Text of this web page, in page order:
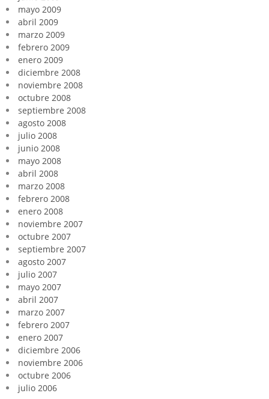
mayo 2009
abril 2009
marzo 2009
febrero 2009
enero 2009
diciembre 2008
noviembre 2008
octubre 2008
septiembre 2008
agosto 2008
julio 2008
junio 2008
mayo 2008
abril 2008
marzo 2008
febrero 2008
enero 2008
noviembre 2007
octubre 2007
septiembre 2007
agosto 2007
julio 2007
mayo 2007
abril 2007
marzo 2007
febrero 2007
enero 2007
diciembre 2006
noviembre 2006
octubre 2006
julio 2006